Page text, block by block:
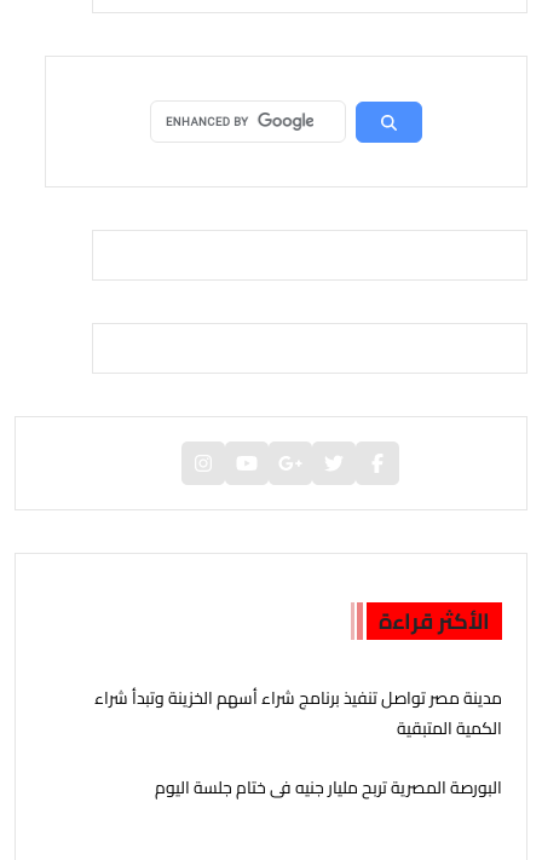
الأكثر قراءة
مدينة مصر تواصل تنفيذ برنامج شراء أسهم الخزينة وتبدأ شراء
الكمية المتبقية
البورصة المصرية تربح مليار جنيه فى ختام جلسة اليوم